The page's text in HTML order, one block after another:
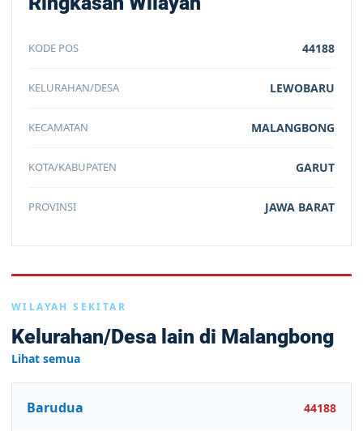
KODE POS 44188
KELURAHAN/DESA LEWOBARU
KECAMATAN MALANGBONG
KOTA/KABUPATEN GARUT
PROVINSI JAWA BARAT
WILAYAH SEKITAR
Kelurahan/Desa lain di Malangbong
Lihat semua
Barudua 44188